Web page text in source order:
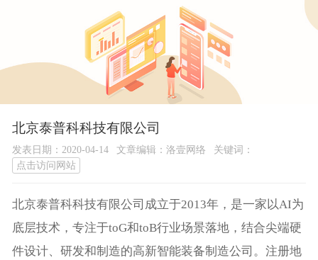
北京泰普科科技有限公司
发表日期：2020-04-14 文章编辑：洛壹网络
关键词：
点击访问网站
北京泰普科科技有限公司成立于2013年，是一家以AI为
底层技术，专注于toG和toB行业场景落地，结合尖端硬
件设计、研发和制造的高新智能装备制造公司。注册地